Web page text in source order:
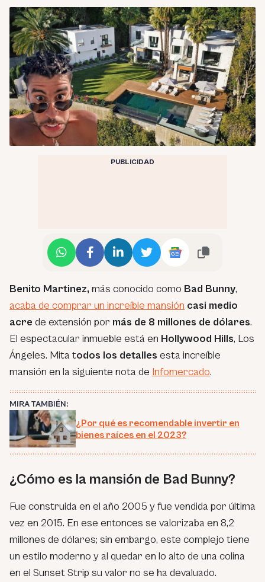
PUBLICIDAD
Benito Martinez, más conocido como Bad Bunny,
acaba de comprar un increíble mansión casi medio
acre de extensión por más de 8 millones de dólares.
El espectacular inmueble está en Hollywood Hills, Los
Ángeles. Mita todos los detalles esta increíble
mansión en la siguiente nota de Infomercado.
MIRA TAMBIÉN:
¿Por qué es recomendable invertir en
bienes raíces en el 2023?
¿Cómo es la mansión de Bad Bunny?
Fue construida en el año 2005 y fue vendida por última
vez en 2015. En ese entonces se valorizaba en 8,2
millones de dólares; sin embargo, este complejo tiene
un estilo moderno y al quedar en lo alto de una colina
en el Sunset Strip su valor no se ha devaluado.